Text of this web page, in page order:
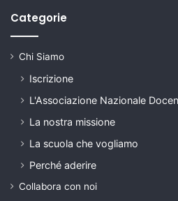
Categorie
Chi Siamo
Iscrizione
L'Associazione Nazionale
La nostra missione
La scuola che vogliamo
Perché aderire
Collabora con noi